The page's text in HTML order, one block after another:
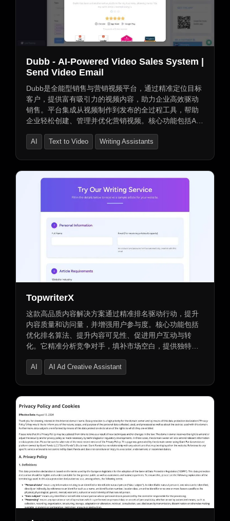
Dubb - AI-Powered Video Sales System |
Send Video Email
Dubb是全能型销售与营销视频平台，通过精准定位目标
客户，提供富有吸引力的视频内容，助力企业高效驱动
销售。平台集成从视频制作到发布的全过程工具，帮助
企业轻松创建、管理并优化营销视频。核心功能包括AI
文案、Ava™生成屏幕视频、Vera™文本转视频、
AI Text to Video Writing Assistants
TopwriterX
这款高品质内容解决方案通过精准排名驱动行动，提升
内容质量和访问量，并增强用户参与度。核心功能包括
优化排名算法、提升内容可见性、促进用户互动与转
化。它精准分析竞争对手，填补市场空白，提供独特见
超过7年的高质量反向链接服务，提升内容排名。同时，
务，助力您的内容在众多竞争者中脱颖而出。
AI
AI Ad Creative Assistant